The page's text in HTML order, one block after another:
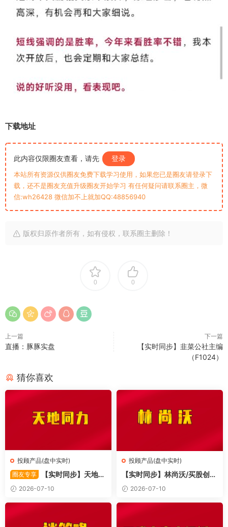
下载地址
此内容仅限圈友查看，请先 登录
本站所有资源仅供圈友免费下载学习使用，如果您已是圈友请登录下
载，还不是圈友充值升级圈友开始学习 有任何疑问请联系圈主，微
信:wh26428 微信加不上就加QQ:48856940
版权归原作者所有，如有侵权，联系圈主删除！
0 0
上一篇
直播：豚豚实盘
下一篇
【实时同步】韭菜公社主编
（F1024）
猜你喜欢
投顾产品(盘中实时)
圈友专享
【实时同步】天地同
力 2026-07-10
投顾产品(盘中实时)
【实时同步】林尚沃/买股创
业/北伐创业板
2026-07-10